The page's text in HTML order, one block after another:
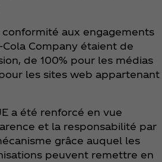
conformité aux engagements
Company étaient de
de 100% pour les médias
les sites web appartenant
a été renforcé en vue
et la responsabilité par
grâce auquel les
peuvent remettre en